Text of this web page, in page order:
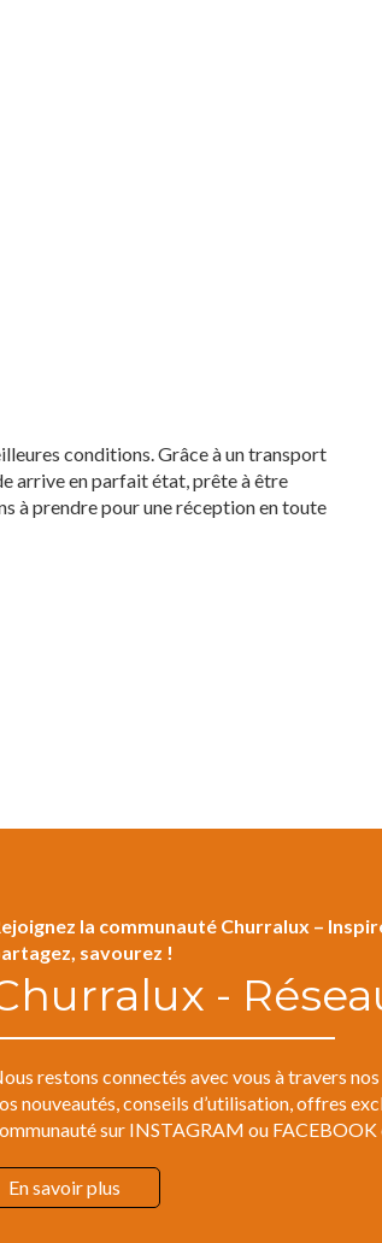
conditions. Grâce à un transport
arrive en parfait état, prête à être
à prendre pour une réception en toute
la communauté Churralux –
savourez !
-
restons connectés avec vous à travers
nouveautés, conseils d’utilisation, offres
sur INSTAGRAM ou
En savoir plus